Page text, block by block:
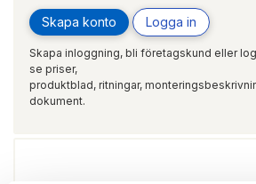
Skapa konto Logga in
Skapa inloggning, bli företagskund eller
se priser,
produktblad, ritningar,
dokument.